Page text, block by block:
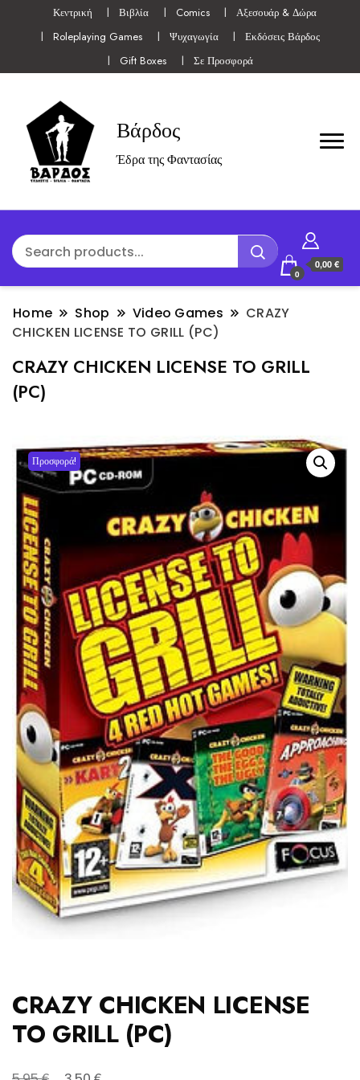
Κεντρική Βιβλία Comics
Αξεσουάρ & Δώρα
Roleplaying Games
Ψυχαγωγία
Εκδόσεις Βάρδος
Gift Boxes
Σε Προσφορά
Βάρδος
Έδρα της Φαντασίας
0
0,00 €
Home Shop Video Games
CRAZY
CHICKEN LICENSE TO GRILL (PC)
CRAZY CHICKEN LICENSE TO GRILL
(PC)
Προσφορά!
CRAZY CHICKEN LICENSE
TO GRILL (PC)
OriginalΗ